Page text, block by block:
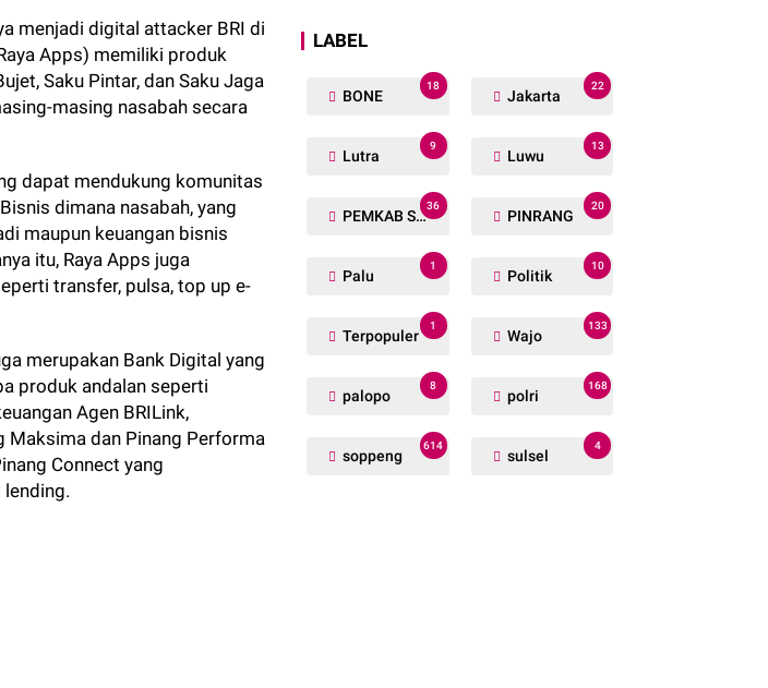
menjadi digital attacker BRI di
Apps) memiliki produk
Saku Pintar, dan Saku Jaga
masing nasabah secara
dapat mendukung komunitas
dimana nasabah, yang
maupun keuangan bisnis
itu, Raya Apps juga
transfer, pulsa, top up e-
merupakan Bank Digital yang
produk andalan seperti
Agen BRILink,
Maksima dan Pinang Performa
Connect yang
lending.
LABEL
BONE
18
Jakarta
22
Lutra
9
Luwu
13
PEMKAB SOPPENG
36
PINRANG
20
Palu
1
Politik
10
Terpopuler
1
Wajo
133
palopo
8
polri
168
soppeng
614
sulsel
4